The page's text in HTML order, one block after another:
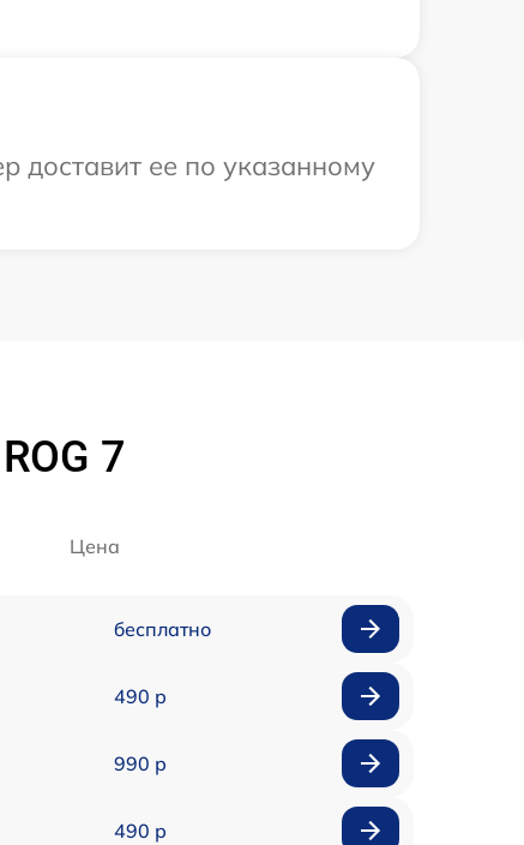
доставит ее по указанному
7
Цена
бесплатно
490 р
990 р
490 р